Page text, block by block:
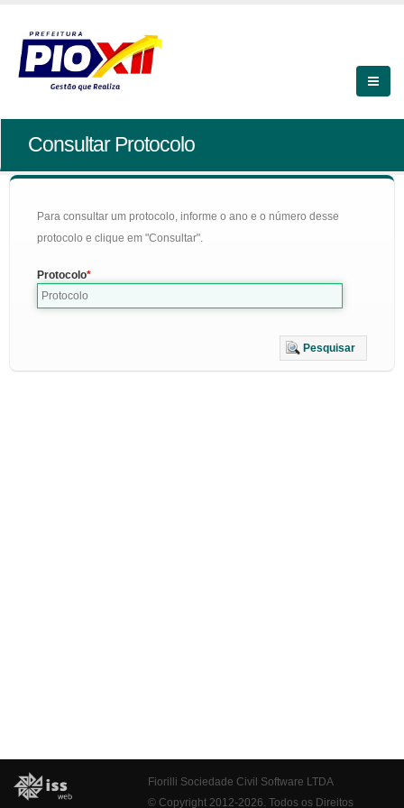
Consultar Protocolo
Para consultar um protocolo, informe o ano e o número desse
protocolo e clique em "Consultar".
Protocolo
Pesquisar
Fiorilli Sociedade Civil Software LTDA
© Copyright 2012-2026. Todos os Direitos